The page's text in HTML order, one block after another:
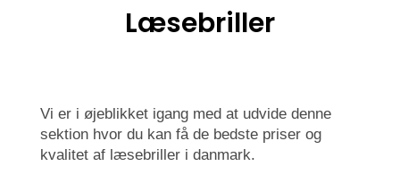
Læsebriller
Vi er i øjeblikket igang med at udvide denne
sektion hvor du kan få de bedste priser og
kvalitet af læsebriller i danmark.